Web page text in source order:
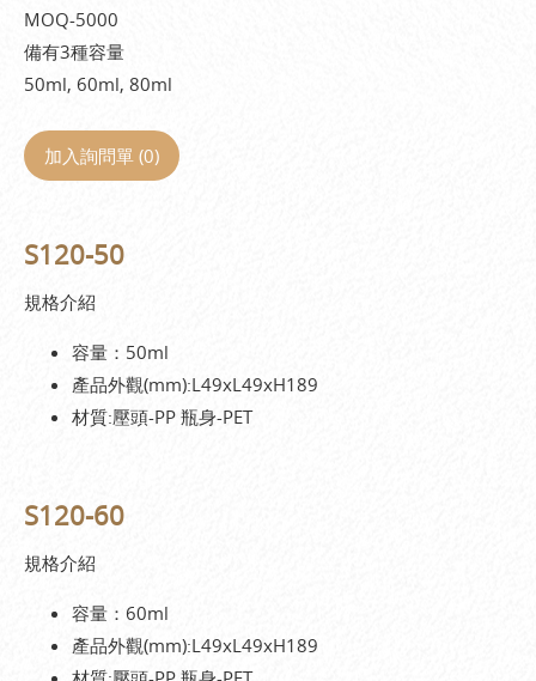
MOQ-5000
備有3種容量
50ml, 60ml, 80ml
加入詢問單 (0)
S120-50
規格介紹
容量：50ml
產品外觀(mm):L49xL49xH189
材質:壓頭-PP 瓶身-PET
S120-60
規格介紹
容量：60ml
產品外觀(mm):L49xL49xH189